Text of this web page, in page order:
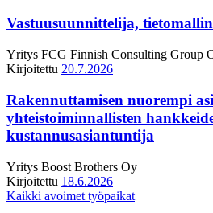
Vastuusuunnittelija,
Yritys FCG Finnish Consulting Group
Kirjoitettu 20.7.2026
Rakennuttamisen nuorempi
yhteistoiminnallisten
kustannusasiantuntija
Yritys Boost Brothers Oy
Kirjoitettu 18.6.2026
Kaikki avoimet työpaikat